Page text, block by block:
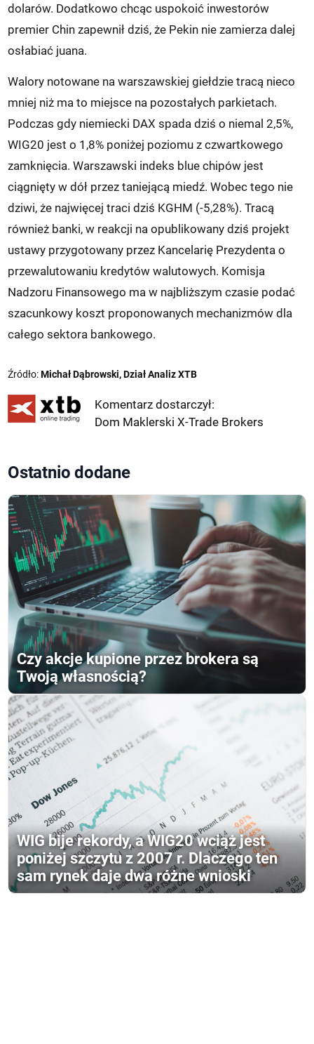
dolarów. Dodatkowo chcąc uspokoić inwestorów
premier Chin zapewnił dziś, że Pekin nie zamierza dalej
osłabiać juana.
Walory notowane na warszawskiej giełdzie tracą nieco
mniej niż ma to miejsce na pozostałych parkietach.
Podczas gdy niemiecki DAX spada dziś o niemal 2,5%,
WIG20 jest o 1,8% poniżej poziomu z czwartkowego
zamknięcia. Warszawski indeks blue chipów jest
ciągnięty w dół przez taniejącą miedź. Wobec tego nie
dziwi, że najwięcej traci dziś KGHM (-5,28%). Tracą
również banki, w reakcji na opublikowany dziś projekt
ustawy przygotowany przez Kancelarię Prezydenta o
przewalutowaniu kredytów walutowych. Komisja
Nadzoru Finansowego ma w najbliższym czasie podać
szacunkowy koszt proponowanych mechanizmów dla
całego sektora bankowego.
Źródło:Michał Dąbrowski, Dział Analiz XTB
Komentarz dostarczył:
Dom Maklerski X-Trade Brokers
Ostatnio dodane
Czy akcje kupione przez brokera są
Twoją własnością?
WIG bije rekordy, a WIG20 wciąż jest
poniżej szczytu z 2007 r. Dlaczego ten
sam rynek daje dwa różne wnioski